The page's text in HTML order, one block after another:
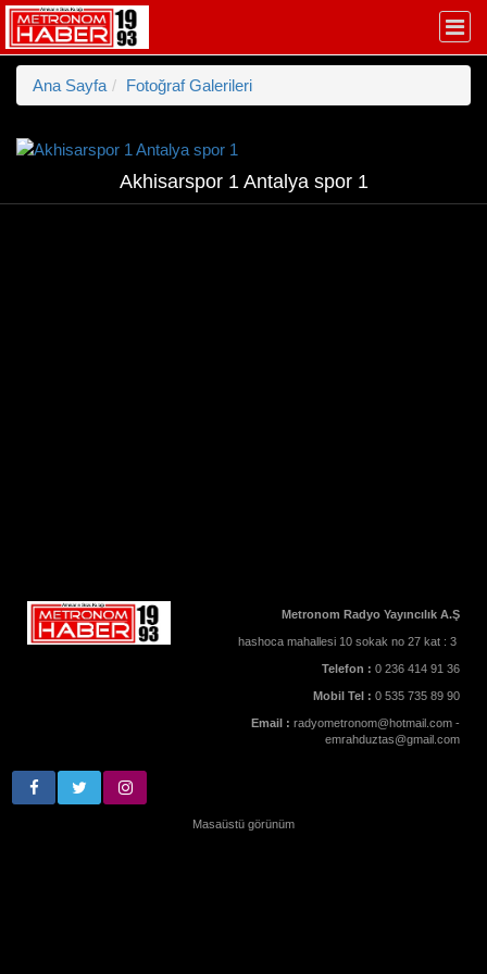
Ana Sayfa Fotoğraf Galerileri
Akhisarspor 1 Antalya spor 1
Metronom Radyo Yayıncılık A.Ş
hashoca mahallesi 10 sokak no 27 kat : 3
Telefon : 0 236 414 91 36
Mobil Tel : 0 535 735 89 90
Email : radyometronom@hotmail.com -
emrahduztas@gmail.com
Masaüstü görünüm